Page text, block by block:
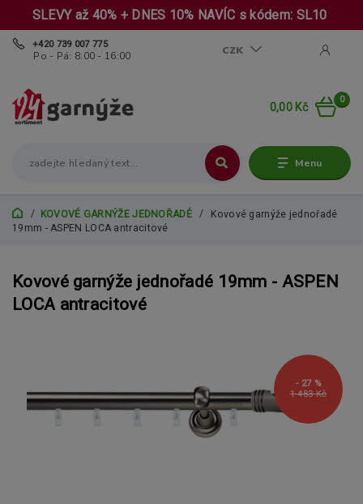
SLEVY až 40% + DNES 10% NAVÍC s kódem: SL10
Menu
CZK
+420 739 007 775
Po - Pá: 8:00 - 16:00
0
0,00 Kč
KOVOVÉ GARNÝŽE JEDNOŘADÉ
Kovové garnýže jednořadé
19mm - ASPEN LOCA antracitové
Kovové garnýže jednořadé 19mm - ASPEN
LOCA antracitové
1 483 Kč
- 27 %